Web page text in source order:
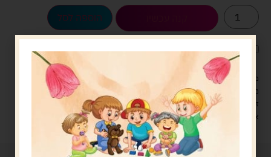
הוספה לסל
לארוז את המוצר באריזת מתנה5.00 ש"ח ?
מעל 329 ש"ח, משלוח עם שליח עד הבית חינם! – 0 ₪
משלוח עם שליח עד הבית: 29 ש"ח
זמן אספקה: עד 4 ימי עסקים.
איסוף עצמי: מ"ביתר טויס" רחוב בניין דוד 18, ביתר עילית.